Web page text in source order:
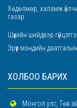
Хөдөлмөр, халамж
газар
Шүүхийн шийдвэр
Эрүүл мэндийн
ХОЛБОО БАРИХ
Монгол улс, Төв